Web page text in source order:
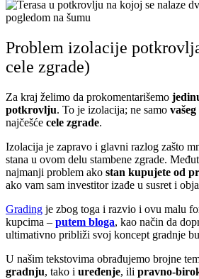
Problem izolacije
cele zgrade)
Za kraj želimo da prokomentarišemo
potkrovlju. To je izolacija; ne samo vašeg
najčešće cele zgrade.
Izolacija je zapravo i glavni razlog zašto
stana u ovom delu stambene zgrade.
najmanji problem ako stan kupujete od
ako vam sam investitor izađe u susret i
Grading je zbog toga i razvio i ovu malu
kupcima – putem bloga, kao način da
ultimativno približi svoj koncept gradnje
U našim tekstovima obrađujemo brojne
gradnju, tako i uređenje, ili pravno-